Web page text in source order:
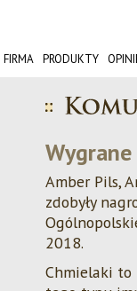
FIRMA PRODUKTY
Amber Pils,
zdobyły
2018.
Chmielaki to